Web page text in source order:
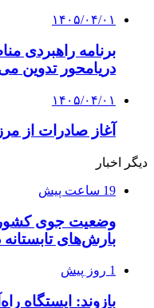
۱۴۰۵/۰۴/۰۱
برنامه راهبردی
دریامحور تدوین
۱۴۰۵/۰۴/۰۱
آغاز صادرات از
دیگر اخبار
19 ساعت پیش
بارش‌های تابستانه در راه
1 روز پیش